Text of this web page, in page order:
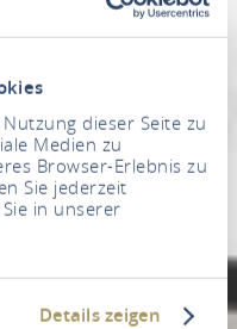
dieser Seite zu
Medien zu
Browser-Erlebnis zu
Sie jederzeit
in unserer
Details zeigen